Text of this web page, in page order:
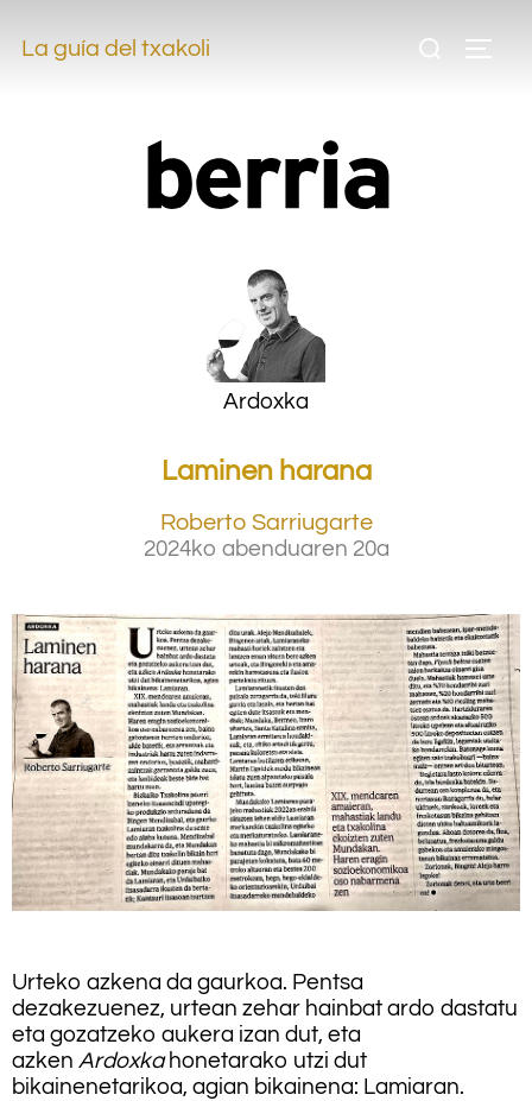
La guía del txakoli
Ardoxka
Laminen harana
Roberto Sarriugarte
2024ko abenduaren 20a
Urteko azkena da gaurkoa. Pentsa
dezakezuenez, urtean zehar hainbat ardo dastatu
eta gozatzeko aukera izan dut, eta
azken Ardoxkahonetarako utzi dut
bikainenetarikoa, agian bikainena: Lamiaran.